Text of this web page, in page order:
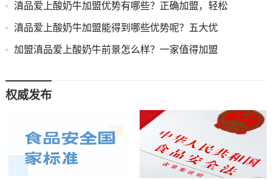
滇品爱上酸奶牛加盟优势有哪些？正确加盟，轻松
滇品爱上酸奶牛加盟能得到哪些优势呢？五大优
加盟滇品爱上酸奶牛前景怎么样？一家值得加盟
权威发布